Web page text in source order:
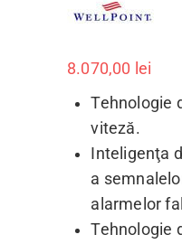
8.070,00 lei
Tehnologie
viteză.
Inteligenţa
a
alarmelor
Tehnologie